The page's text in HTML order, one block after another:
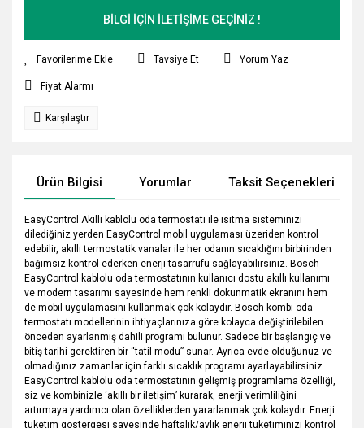
BİLGİ İÇİN İLETİŞİME GEÇİNİZ !
Tavsiye Et Yorum Yaz
Fiyat Alarmı
Karşılaştır
Ürün Bilgisi Yorumlar Taksit Seçenekleri
EasyControl Akıllı kablolu oda termostatı ile ısıtma sisteminizi
dilediğiniz yerden EasyControl mobil uygulaması üzeriden kontrol
edebilir, akıllı termostatik vanalar ile her odanın sıcaklığını birbirinden
bağımsız kontrol ederken enerji tasarrufu sağlayabilirsiniz. Bosch
EasyControl kablolu oda termostatının kullanıcı dostu akıllı kullanımı
ve modern tasarımı sayesinde hem renkli dokunmatik ekranını hem
de mobil uygulamasını kullanmak çok kolaydır. Bosch kombi oda
termostatı modellerinin ihtiyaçlarınıza göre kolayca değiştirilebilen
önceden ayarlanmış dahili programı bulunur. Sadece bir başlangıç ve
bitiş tarihi gerektiren bir “tatil modu” sunar. Ayrıca evde olduğunuz ve
olmadığınız zamanlar için farklı sıcaklık programı ayarlayabilirsiniz.
EasyControl kablolu oda termostatının gelişmiş programlama özelliği,
siz ve kombinizle ‘akıllı bir iletişim’ kurarak, enerji verimliliğini
artırmaya yardımcı olan özelliklerden yararlanmak çok kolaydır. Enerji
tüketim göstergesi sayesinde haftalık/aylık enerji tüketiminizi kontrol